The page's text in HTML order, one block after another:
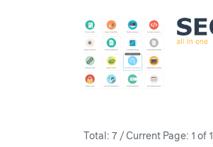
Total: 7 / Current Page: 1 of 1